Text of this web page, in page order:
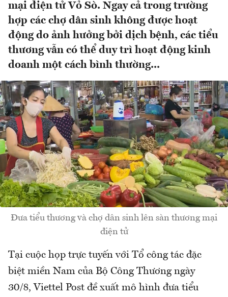
mại điện tử Vỏ Sò. Ngay cả trong trường
hợp các chợ dân sinh không được hoạt
động do ảnh hưởng bởi dịch bệnh, các tiểu
thương vẫn có thể duy trì hoạt động kinh
doanh một cách bình thường...
Đưa tiểu thương và chợ dân sinh lên sàn thương mại
điện tử
Tại cuộc họp trực tuyến với Tổ công tác đặc
biệt miền Nam của Bộ Công Thương ngày
30/8, Viettel Post đề xuất mô hình đưa tiểu